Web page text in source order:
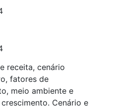
receita, cenário
fatores de
meio ambiente e
Cenário e